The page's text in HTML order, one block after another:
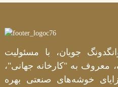
جویان، با مسئولیت
معروف به "کارخانه جهانی"،
خوشه‌های صنعتی بهره